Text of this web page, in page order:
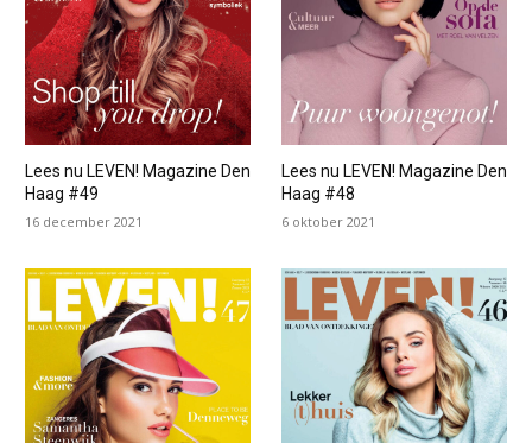
Lees nu LEVEN! Magazine Den
Haag #49
16 december 2021
Lees nu LEVEN! Magazine Den
Haag #48
6 oktober 2021